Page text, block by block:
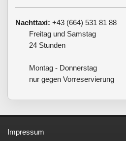
Nachttaxi: +43 (664) 531 81 88
Freitag und Samstag
24 Stunden
Montag - Donnerstag
nur gegen Vorreservierung
Impressum